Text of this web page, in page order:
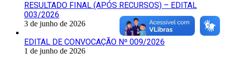
RESULTADO FINAL (APÓS RECURSOS) – EDITAL
003/2026
3 de junho de 2026
EDITAL DE CONVOCAÇÃO Nº 009/2026
1 de junho de 2026